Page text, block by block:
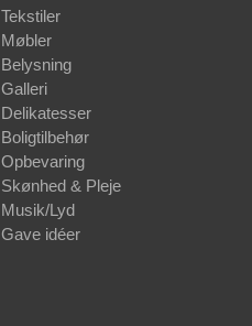
Tekstiler
Møbler
Belysning
Galleri
Delikatesser
Boligtilbehør
Opbevaring
Skønhed & Pleje
Musik/Lyd
Gave idéer